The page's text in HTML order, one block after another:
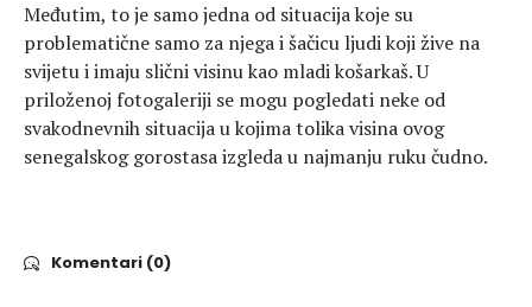
Međutim, to je samo jedna od situacija koje su
problematične samo za njega i šačicu ljudi koji žive na
svijetu i imaju slični visinu kao mladi košarkaš. U
priloženoj fotogaleriji se mogu pogledati neke od
svakodnevnih situacija u kojima tolika visina ovog
senegalskog gorostasa izgleda u najmanju ruku čudno.
Komentari (0)